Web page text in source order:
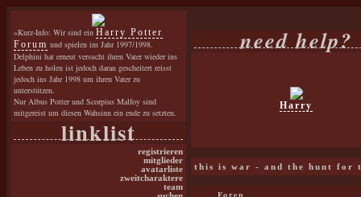
»Kurz-Info: Wir sind ein Harry Potter
Forum und spielen im Jahr 1997/1998.
Delphini hat erneut versucht ihren Vater wieder ins
Leben zu holen ist jedoch daran gescheitert reisst
jedoch ins Jahr 1998 um ihren Vater zu
unterstützen.
Nur Albus Potter und Scorpius Malfoy sind
mitgereist um diesen Wahsinn ein ende zu setzten.
linklist
registrieren
mitglieder
avatarliste
zweitcharaktere
team
need help?
Harry
this is war - and the hunt for
Foren